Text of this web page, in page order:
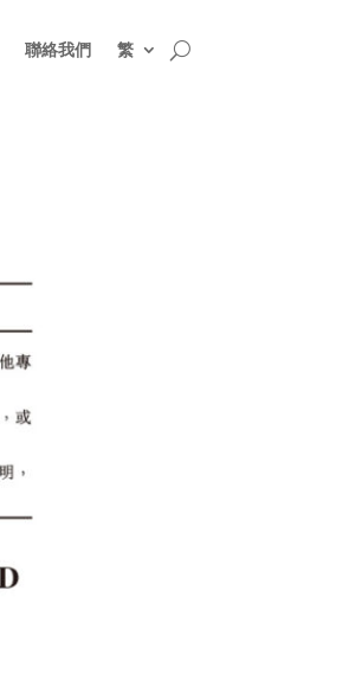
聯絡我們 繁